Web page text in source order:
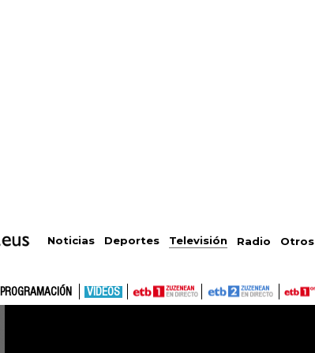
Noticias Deportes Televisión Radio Otros
PROGRAMACIÓN VÍDEOS